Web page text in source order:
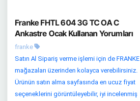
Franke FHTL 604 3G TC OA C
Ankastre Ocak Kullanan Yorumları
franke
Satın Al Sipariş verme işlemi için de FRANKE
mağazaları üzerinden kolayca verebilirsiniz.
Ürünün satın alma sayfasında en ucuz fiyat
seçeneklerini görüntüleyebilir, iyi incelenmiş